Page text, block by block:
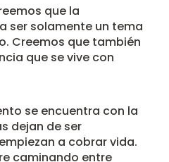
que la
ser solamente un tema
Creemos que también
que se vive con
se encuentra con la
dejan de ser
a cobrar vida.
caminando entre